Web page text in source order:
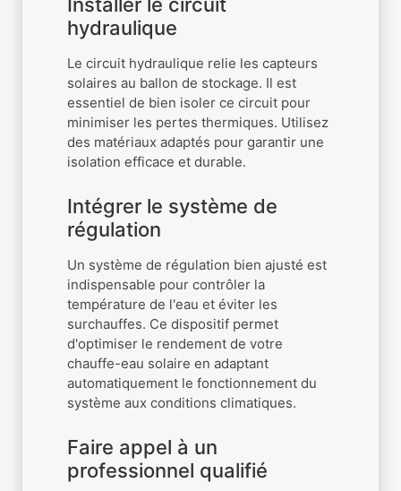
hydraulique
Le circuit hydraulique relie les capteurs
solaires au ballon de stockage. Il est
essentiel de bien isoler ce circuit pour
minimiser les pertes thermiques. Utilisez
des matériaux adaptés pour garantir une
isolation efficace et durable.
Intégrer le système de
régulation
Un système de régulation bien ajusté est
indispensable pour contrôler la
température de l'eau et éviter les
surchauffes. Ce dispositif permet
d'optimiser le rendement de votre
chauffe-eau solaire en adaptant
automatiquement le fonctionnement du
système aux conditions climatiques.
Faire appel à un
professionnel qualifié